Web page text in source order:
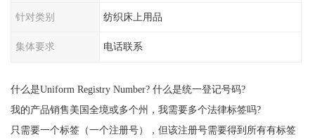
针对类别 纺织床上用品
集体要求 电话联系
什么是Uniform Registry Number? 什么是统一登记号码?
我的产品销售美国全境或多个州，我需要多个法律标签吗?
只需要一个标签（一个注册号），但该注册号需要得到所有有标签